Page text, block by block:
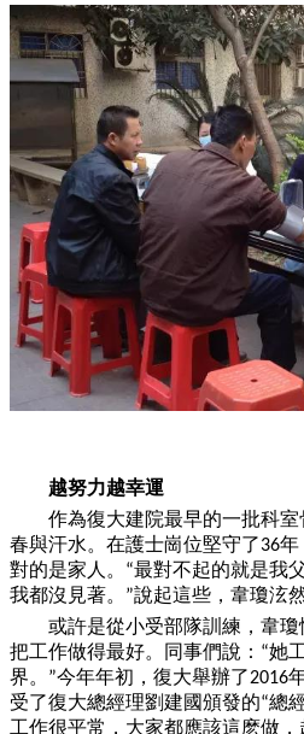
越努力越幸運
作為復大建院最早的一批科室
春與汗水。在護士崗位堅守了36年
對的是家人。 “最對不起的就是我
我都沒見著。 ”說起這些，韋瓊泫
或許是從小受部隊訓練，韋瓊
把工作做得最好。同事們說： “她
界。 ”今年年初，復大舉辦了2016
受了復大總經理劉建國頒發的“總
工作很平常，大家都應該這麽做，